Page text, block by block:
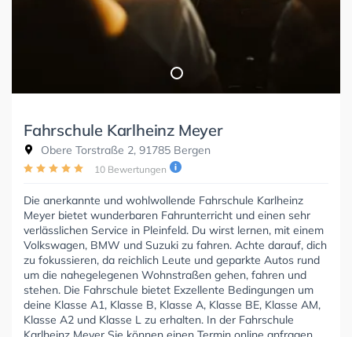
Fahrschule Karlheinz Meyer
Obere Torstraße 2, 91785 Bergen
10 Bewertungen
Die anerkannte und wohlwollende Fahrschule Karlheinz
Meyer bietet wunderbaren Fahrunterricht und einen sehr
verlässlichen Service in Pleinfeld. Du wirst lernen, mit einem
Volkswagen, BMW und Suzuki zu fahren. Achte darauf, dich
zu fokussieren, da reichlich Leute und geparkte Autos rund
um die nahegelegenen Wohnstraßen gehen, fahren und
stehen. Die Fahrschule bietet Exzellente Bedingungen um
deine Klasse A1, Klasse B, Klasse A, Klasse BE, Klasse AM,
Klasse A2 und Klasse L zu erhalten. In der Fahrschule